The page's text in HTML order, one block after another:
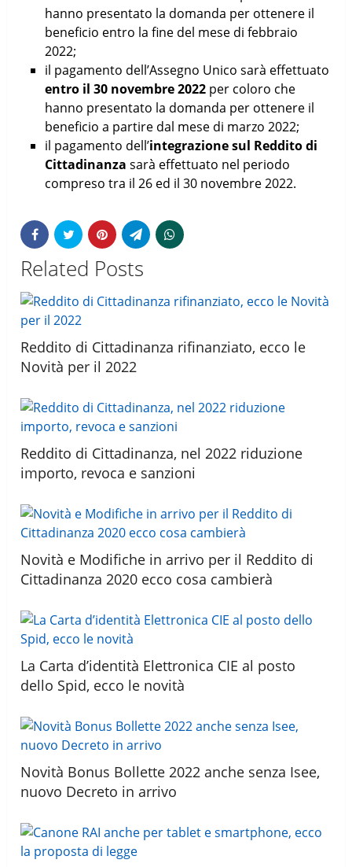
hanno presentato la domanda per ottenere il
beneficio entro la fine del mese di febbraio
2022;
il pagamento dell’Assegno Unico sarà effettuato
entro il 30 novembre 2022per coloro che
hanno presentato la domanda per ottenere il
beneficio a partire dal mese di marzo 2022;
il pagamento dell’integrazione sul Reddito di
Cittadinanza sarà effettuato nel periodo
compreso tra il 26 ed il 30 novembre 2022.
Related Posts
Reddito di Cittadinanza rifinanziato, ecco le
Novità per il 2022
Reddito di Cittadinanza, nel 2022 riduzione
importo, revoca e sanzioni
Novità e Modifiche in arrivo per il Reddito di
Cittadinanza 2020 ecco cosa cambierà
La Carta d’identità Elettronica CIE al posto
dello Spid, ecco le novità
Novità Bonus Bollette 2022 anche senza Isee,
nuovo Decreto in arrivo